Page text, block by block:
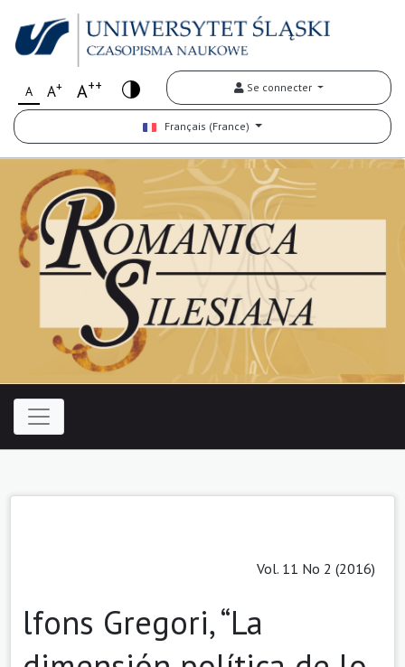
A A+ A++ Se connecter
Français (France)
Vol. 11 No 2 (2016)
lfons Gregori, “La